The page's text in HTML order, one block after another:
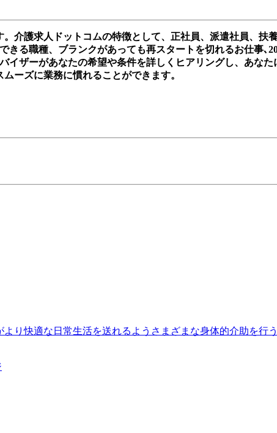
介護求人ドットコムの特徴として、正社員、派遣社員、扶
る職種、ブランクがあっても再スタートを切れるお仕事､
ザーがあなたの希望や条件を詳しくヒアリングし、あな
ーズに業務に慣れることができます。
り快適な日常生活を送れるようさまざまな身体的介助を行